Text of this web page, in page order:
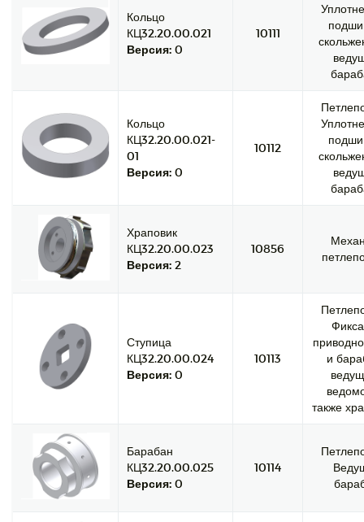
Кольцо
КЦ32.20.00.021
Версия: 0
10111
Кольцо
КЦ32.20.00.021-
01
Версия: 0
10112
Храповик
КЦ32.20.00.023
Версия: 2
10856
Ступица
КЦ32.20.00.024
Версия: 0
10113
и
также
Барабан
КЦ32.20.00.025
Версия: 0
10114